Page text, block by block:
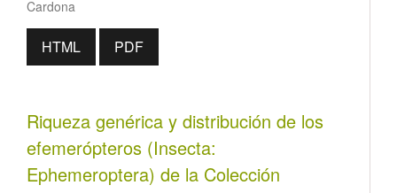
Cardona
HTML PDF
Riqueza genérica y distribución de los
efemerópteros (Insecta:
Ephemeroptera) de la Colección